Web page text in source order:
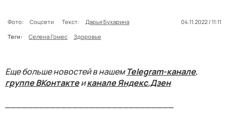
Фото: Соцсети Текст: Дарья Бухарина
04.11.2022 / 11:11
Теги:
Селена Гомес Здоровье
Еще больше новостей в нашемTelegram-канале,
группе ВКонтактеиканале Яндекс.Дзен